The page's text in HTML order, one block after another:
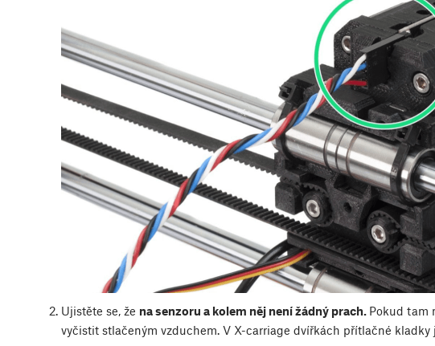
Ujistěte se, že na senzoru a kolem něj není žádný prach. Pokud tam
vyčistit stlačeným vzduchem. V X-carriage dvířkách přítlačné